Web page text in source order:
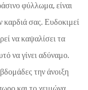
φύλλωμα, είναι
καρδιά σας. Ευδοκιμεί
να καψαλίσει τα
να γίνει αδύναμο.
την άνοιξη